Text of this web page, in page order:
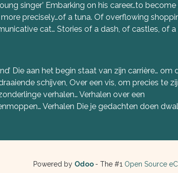
singer’ Embarking on his career…to
precisely…of a tuna. Of overflowing
cat… Stories of a dash, of castles, of a
Die aan het begin staat van zijn carrière… om
schijven, Over een vis, om precies te
verhalen… Verhalen over een
Verhalen Die je gedachten doen
Powered by Odoo - The #1 Open Source